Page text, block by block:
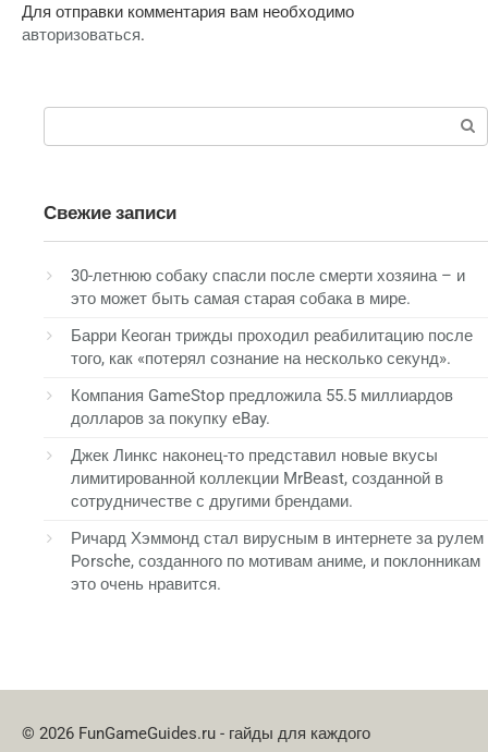
Для отправки комментария вам необходимо
авторизоваться.
Поиск:
Свежие записи
30-летнюю собаку спасли после смерти хозяина – и
это может быть самая старая собака в мире.
Барри Кеоган трижды проходил реабилитацию после
того, как «потерял сознание на несколько секунд».
Компания GameStop предложила 55.5 миллиардов
долларов за покупку eBay.
Джек Линкс наконец-то представил новые вкусы
лимитированной коллекции MrBeast, созданной в
сотрудничестве с другими брендами.
Ричард Хэммонд стал вирусным в интернете за рулем
Porsche, созданного по мотивам аниме, и поклонникам
это очень нравится.
© 2026 FunGameGuides.ru - гайды для каждого